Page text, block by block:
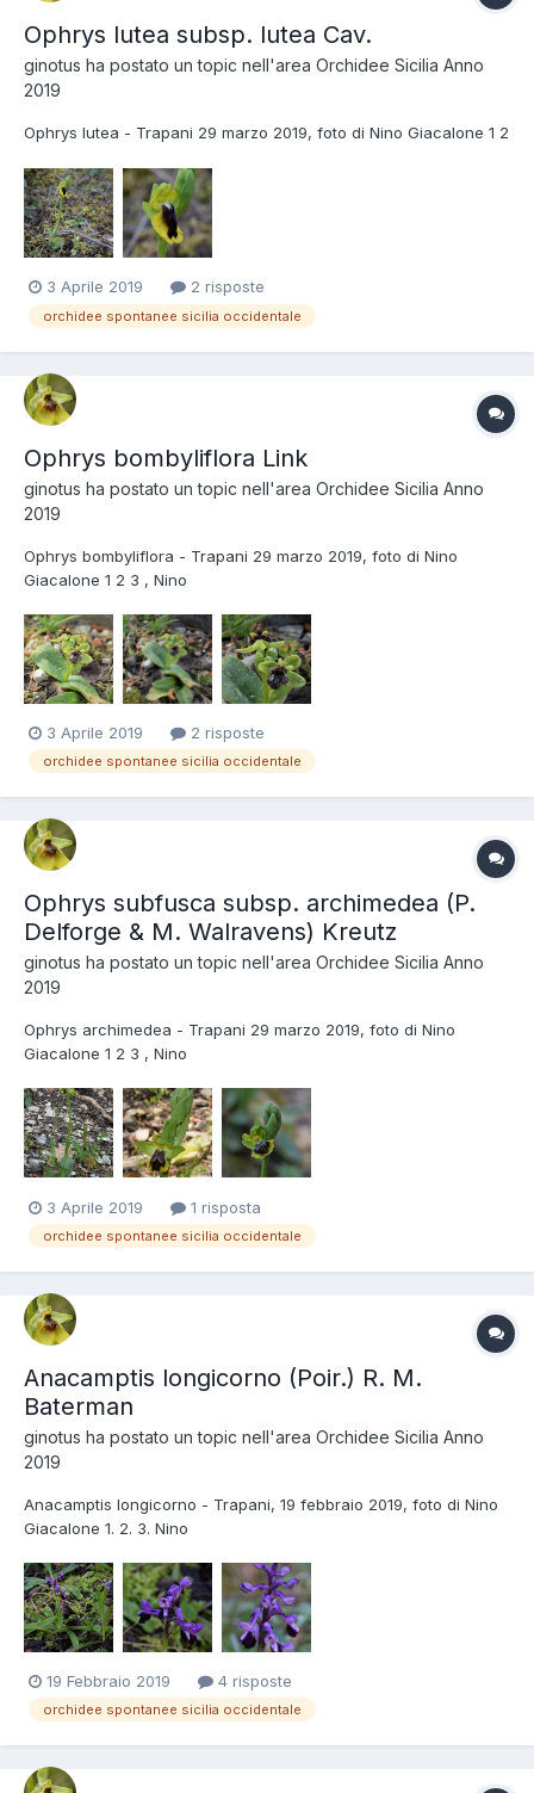
Ophrys lutea subsp. lutea Cav.
ginotus ha postato un topic nell'area Orchidee Sicilia Anno
2019
Ophrys lutea - Trapani 29 marzo 2019, foto di Nino Giacalone 1 2
3 Aprile 2019 2 risposte
orchidee spontanee sicilia occidentale
Ophrys bombyliflora Link
ginotus ha postato un topic nell'area Orchidee Sicilia Anno
2019
Ophrys bombyliflora - Trapani 29 marzo 2019, foto di Nino
Giacalone 1 2 3 , Nino
3 Aprile 2019 2 risposte
orchidee spontanee sicilia occidentale
Ophrys subfusca subsp. archimedea (P.
Delforge & M. Walravens) Kreutz
ginotus ha postato un topic nell'area Orchidee Sicilia Anno
2019
Ophrys archimedea - Trapani 29 marzo 2019, foto di Nino
Giacalone 1 2 3 , Nino
3 Aprile 2019 1 risposta
orchidee spontanee sicilia occidentale
Anacamptis longicorno (Poir.) R. M.
Baterman
ginotus ha postato un topic nell'area Orchidee Sicilia Anno
2019
Anacamptis longicorno - Trapani, 19 febbraio 2019, foto di Nino
Giacalone 1. 2. 3. Nino
19 Febbraio 2019 4 risposte
orchidee spontanee sicilia occidentale